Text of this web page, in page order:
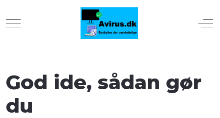
Mobile Menu Toggle
God ide, sådan gør
du